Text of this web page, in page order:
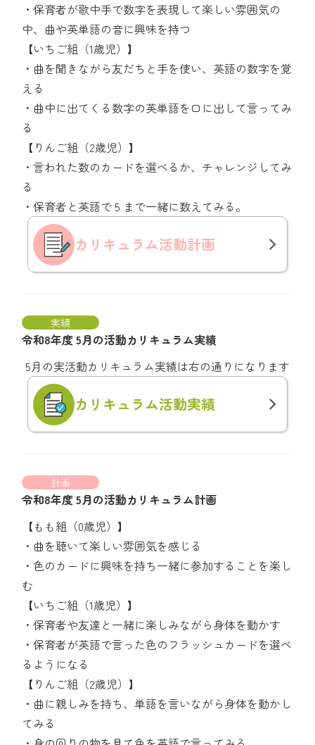
・保育者が歌中手で数字を表現して楽しい雰囲気の
中、曲や英単語の音に興味を持つ
【いちご組（1歳児）】
・曲を聞きながら友だちと手を使い、英語の数字を覚
える
・曲中に出てくる数字の英単語を口に出して言ってみ
る
【りんご組（2歳児）】
・言われた数のカードを選べるか、チャレンジしてみ
る
・保育者と英語で 5 まで一緒に数えてみる。
カリキュラム活動計画
実績
令和8年度 5月の活動カリキュラム実績
5月の実活動カリキュラム実績は右の通りになります
カリキュラム活動実績
計画
令和8年度 5月の活動カリキュラム計画
【もも組（0歳児）】
・曲を聴いて楽しい雰囲気を感じる
・色のカードに興味を持ち一緒に参加することを楽し
む
【いちご組（1歳児）】
・保育者や友達と一緒に楽しみながら身体を動かす
・保育者が英語で言った色のフラッシュカードを選べ
るようになる
【りんご組（2歳児）】
・曲に親しみを持ち、単語を言いながら身体を動かし
てみる